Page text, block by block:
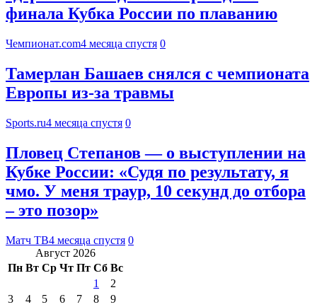
финала Кубка России по плаванию
Чемпионат.com4 месяца спустя 0
Тамерлан Башаев снялся с чемпионата
Европы из-за травмы
Sports.ru4 месяца спустя 0
Пловец Степанов — о выступлении на
Кубке России: «Судя по результату, я
чмо. У меня траур, 10 секунд до отбора
– это позор»
Матч ТВ4 месяца спустя 0
Август 2026
Пн Вт Ср Чт Пт Сб Вс
1
2
3
4 5 6 7 8
9